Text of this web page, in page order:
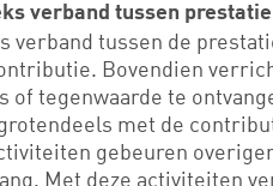
verband tussen
verband tussen de
Bovendien
of tegenwaarde te
met de
gebeuren
Met deze activiteiten